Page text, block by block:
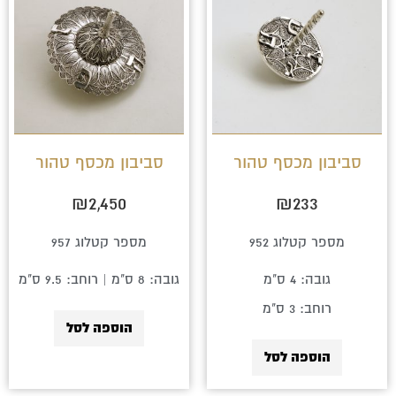
סביבון מכסף טהור
₪233
מספר קטלוג 952
גובה: 4 ס"מ
רוחב: 3 ס"מ
הוספה לסל
סביבון מכסף טהור
₪2,450
מספר קטלוג 957
גובה: 8 ס"מ | רוחב: 9.5 ס"מ
הוספה לסל